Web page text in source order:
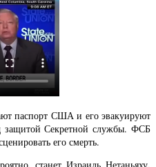
паспорт США и его эвакуируют
защитой Секретной службы. ФСБ
его смерть.